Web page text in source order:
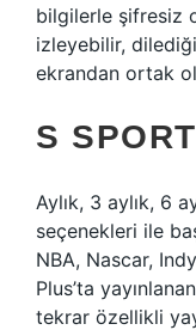
bilgilerle şifresiz
izleyebilir,
ekrandan ortak
S
Aylık, 3 aylık, 6
seçenekleri ile
NBA, Nascar,
Plus’ta
tekrar özellikli